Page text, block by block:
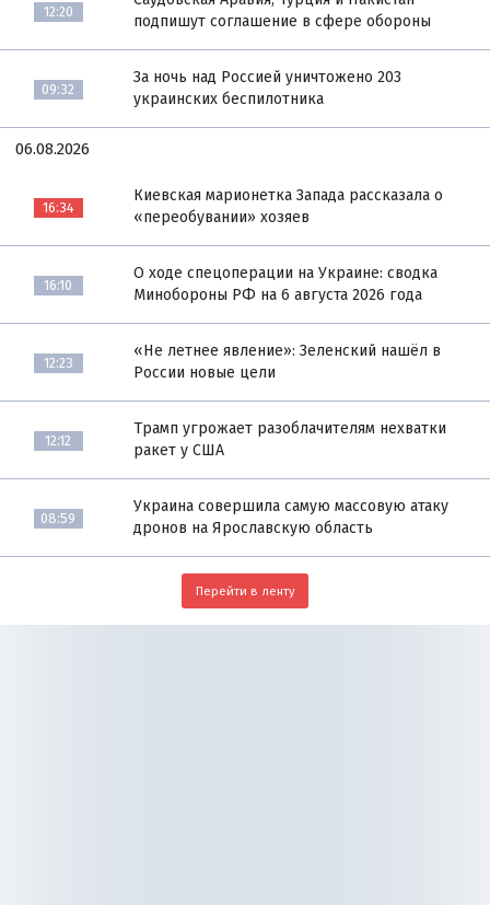
12:20
подпишут соглашение в сфере обороны
09:32
За ночь над Россией уничтожено 203
украинских беспилотника
06.08.2026
16:34
Киевская марионетка Запада рассказала о
«переобувании» хозяев
16:10
О ходе спецоперации на Украине: сводка
Минобороны РФ на 6 августа 2026 года
12:23
«Не летнее явление»: Зеленский нашёл в
России новые цели
12:12
Трамп угрожает разоблачителям нехватки
ракет у США
08:59
Украина совершила самую массовую атаку
дронов на Ярославскую область
Перейти в ленту